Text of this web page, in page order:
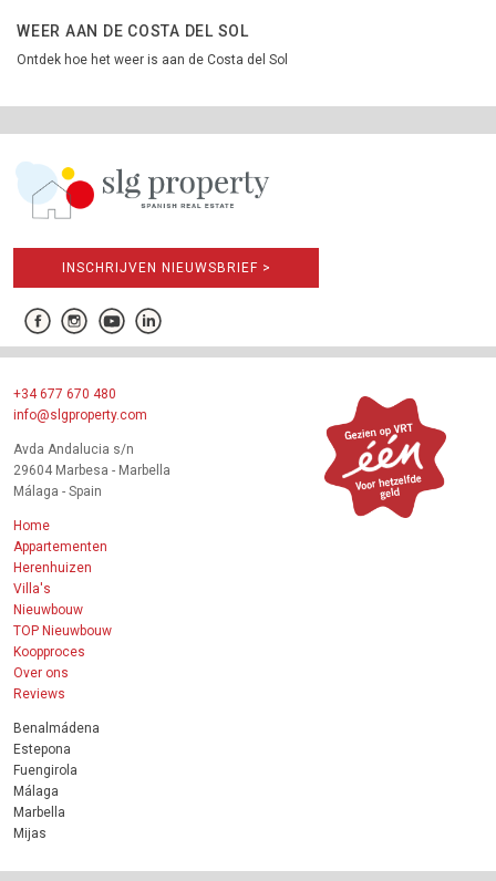
WEER AAN DE COSTA DEL SOL
Ontdek hoe het weer is aan de Costa del Sol
INSCHRIJVEN NIEUWSBRIEF >
+34 677 670 480
info@slgproperty.com
Avda Andalucia s/n
29604 Marbesa - Marbella
Málaga - Spain
Home
Appartementen
Herenhuizen
Villa's
Nieuwbouw
TOP Nieuwbouw
Koopproces
Over ons
Reviews
Benalmádena
Estepona
Fuengirola
Málaga
Marbella
Mijas